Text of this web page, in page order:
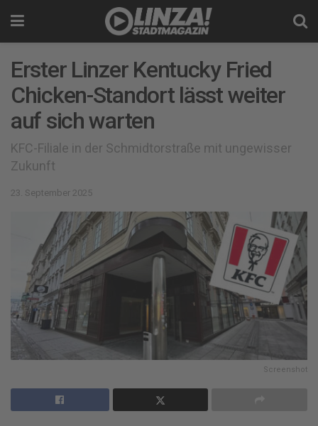
Erster Linzer Kentucky Fried
Chicken-Standort lässt weiter
auf sich warten
KFC-Filiale in der Schmidtorstraße mit ungewisser
Zukunft
23. September 2025
Screenshot